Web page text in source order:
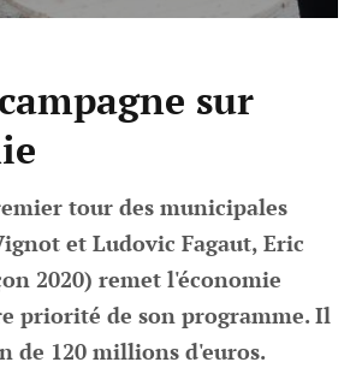
sur
tour des municipales
et Ludovic Fagaut, Eric
2020) remet l'économie
priorité de son programme. Il
de 120 millions d'euros.